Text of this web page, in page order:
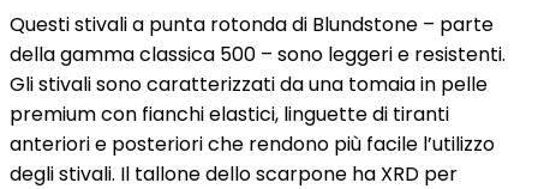
Questi stivali a punta rotonda di Blundstone – parte
della gamma classica 500 – sono leggeri e resistenti.
Gli stivali sono caratterizzati da una tomaia in pelle
premium con fianchi elastici, linguette di tiranti
anteriori e posteriori che rendono più facile l’utilizzo
degli stivali. Il tallone dello scarpone ha XRD per